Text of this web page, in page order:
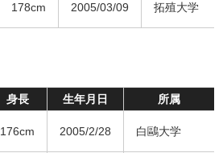
178cm 2005/03/09 拓殖大学
身長 生年月日
所属
176cm 2005/2/28 白鷗大学